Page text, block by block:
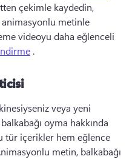
çekimle kaydedin,
animasyonlu metinle
videoyu daha eğlenceli
.
veya yeni
oyma hakkında
tür içerikler hem eğlence
metin, balkabağı